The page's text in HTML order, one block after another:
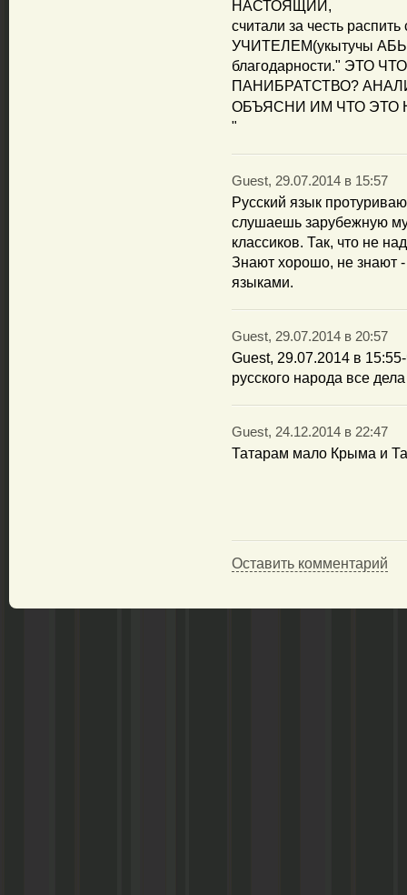
НАСТОЯЩИЙ,
считали за честь
УЧИТЕЛЕМ(укытучы
благодарности." ЭТО
ПАНИБРАТСТВО?
ОБЪЯСНИ ИМ ЧТО ЭТО
"
Guest, 29.07.2014 в 15:57
Русский язык
слушаешь зарубежную
классиков. Так, что не
Знают хорошо, не знают
языками.
Guest, 29.07.2014 в 20:57
Guest, 29.07.2014 в
русского народа все
Guest, 24.12.2014 в 22:47
Татарам мало Крыма и
Оставить комментарий